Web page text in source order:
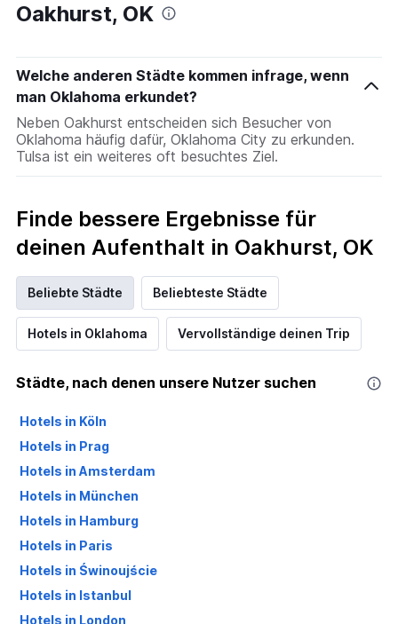
Oakhurst, OK
Welche anderen Städte kommen infrage, wenn
man Oklahoma erkundet?
Neben Oakhurst entscheiden sich Besucher von
Oklahoma häufig dafür, Oklahoma City zu erkunden.
Tulsa ist ein weiteres oft besuchtes Ziel.
Finde bessere Ergebnisse für
deinen Aufenthalt in Oakhurst, OK
Beliebte Städte Beliebteste Städte
Hotels in Oklahoma Vervollständige deinen Trip
Städte, nach denen unsere Nutzer suchen
Hotels in Köln
Hotels in Prag
Hotels in Amsterdam
Hotels in München
Hotels in Hamburg
Hotels in Paris
Hotels in Świnoujście
Hotels in Istanbul
Hotels in London